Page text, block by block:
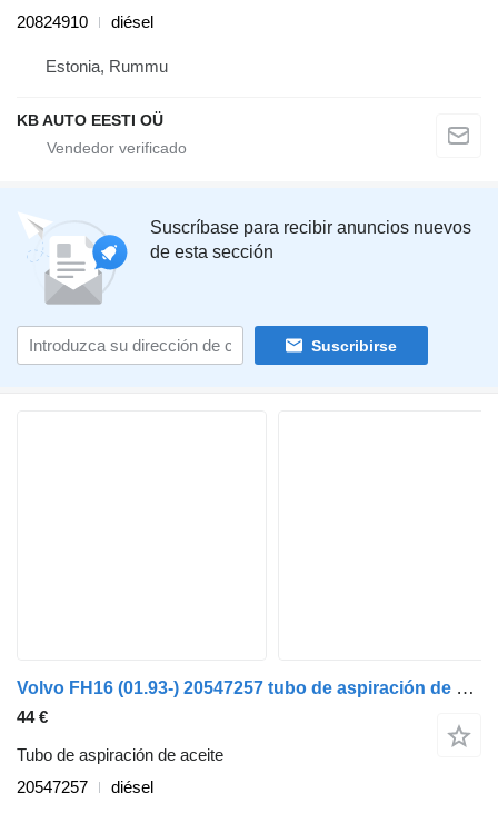
20824910
diésel
Estonia, Rummu
KB AUTO EESTI OÜ
Suscríbase para recibir anuncios nuevos
de esta sección
Suscribirse
Volvo FH16 (01.93-) 20547257 tubo de aspiración de aceite para Volvo FH12, FH16, NH12, FH, VNL780 (1993-2014) camión
44 €
Tubo de aspiración de aceite
20547257
diésel